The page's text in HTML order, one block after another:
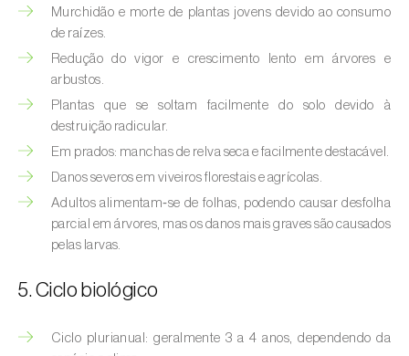
Besouro‑verde‑das‑tílias (Lytta vesicatoria )
Bichado-da-ameixeira (
Grapholita (=Cydia)
funebrana
Bichado-da-castanha-do-cedo (Pammene
fasciana)
Bichado-da-castanha-do-tarde (Cydia
splendana)
Bichado-da-castanha-intermédio (
fagiglandana
Bichado-da-fruta (
Borboleta-branca-grande-da-couve (Pieris
Murchidão e morte de plantas jovens devido ao consumo
de raízes.
Redução do vigor e crescimento lento em árvores e
arbustos.
Plantas que se soltam facilmente do solo devido à
destruição radicular.
Em prados: manchas de relva seca e facilmente destacável.
Danos severos em viveiros florestais e agrícolas.
Adultos alimentam‑se de folhas, podendo causar desfolha
parcial em árvores, mas os danos mais graves são causados
pelas larvas.
5. Ciclo biológico
Ciclo plurianual: geralmente 3 a 4 anos, dependendo da